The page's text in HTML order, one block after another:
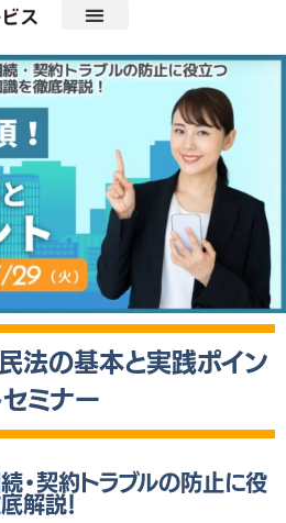
法の基本と実践ポイン
セミナー
・契約トラブルの防止に役
解説！